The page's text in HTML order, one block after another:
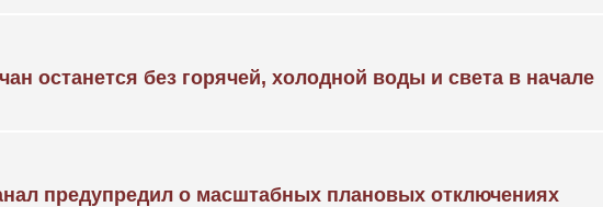
останется без горячей, холодной воды и света в начале
предупредил о масштабных плановых отключениях